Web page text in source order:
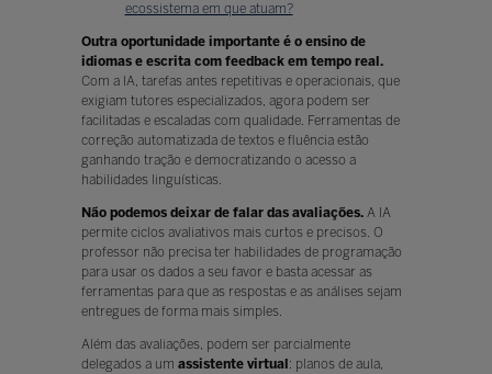
ecossistema em que atuam?
Outra oportunidade importante é o ensino de
idiomas e escrita com feedback em tempo real.
Com a IA, tarefas antes repetitivas e operacionais, que
exigiam tutores especializados, agora podem ser
facilitadas e escaladas com qualidade. Ferramentas de
correção automatizada de textos e fluência estão
ganhando tração e democratizando o acesso a
habilidades linguísticas.
Não podemos deixar de falar das avaliações.A IA
permite ciclos avaliativos mais curtos e precisos. O
professor não precisa ter habilidades de programação
para usar os dados a seu favor e basta acessar as
ferramentas para que as respostas e as análises sejam
entregues de forma mais simples.
Além das avaliações, podem ser parcialmente
delegados a um assistente virtual : planos de aula,